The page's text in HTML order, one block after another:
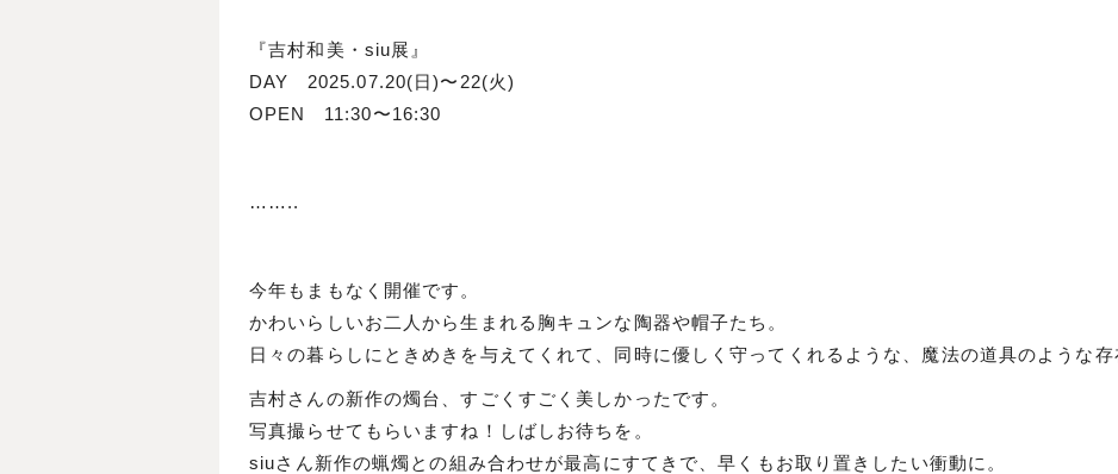
『吉村和美・siu展』
DAY 2025.07.20(日)〜22(火)
OPEN 11:30〜16:30
……..
今年もまもなく開催です。
かわいらしいお二人から生まれる胸キュンな陶器や帽子たち。
日々の暮らしにときめきを与えてくれて、同時に優しく守ってくれるような、魔法の道具のような存
吉村さんの新作の燭台、すごくすごく美しかったです。
写真撮らせてもらいますね！しばしお待ちを。
siuさん新作の蝋燭との組み合わせが最高にすてきで、早くもお取り置きしたい衝動に。